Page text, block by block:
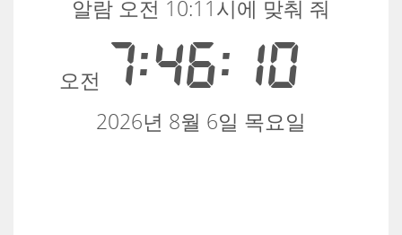
오전 7:46:10
알람 오전 10:11시에 맞춰 줘
2026년 8월 6일 목요일